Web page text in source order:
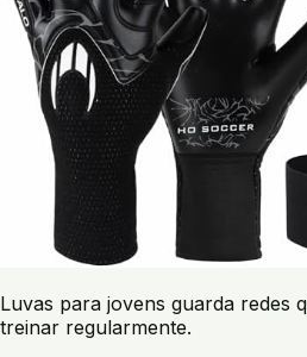
Luvas para jovens guarda redes
treinar regularmente.